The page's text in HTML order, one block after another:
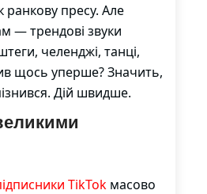
пресу. Але
— трендові звуки
челенджі, танці,
щось уперше? Значить,
Дій швидше.
TikTok масово